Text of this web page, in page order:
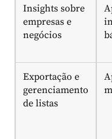
Insights sobre
empresas e
negócios
Exportação e
gerenciamento
de listas